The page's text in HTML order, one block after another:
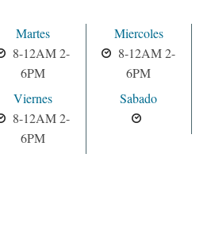
Martes
8-12AM 2-
6PM
Miercoles
8-12AM 2-
6PM
Viernes
8-12AM 2-
6PM
Sabado